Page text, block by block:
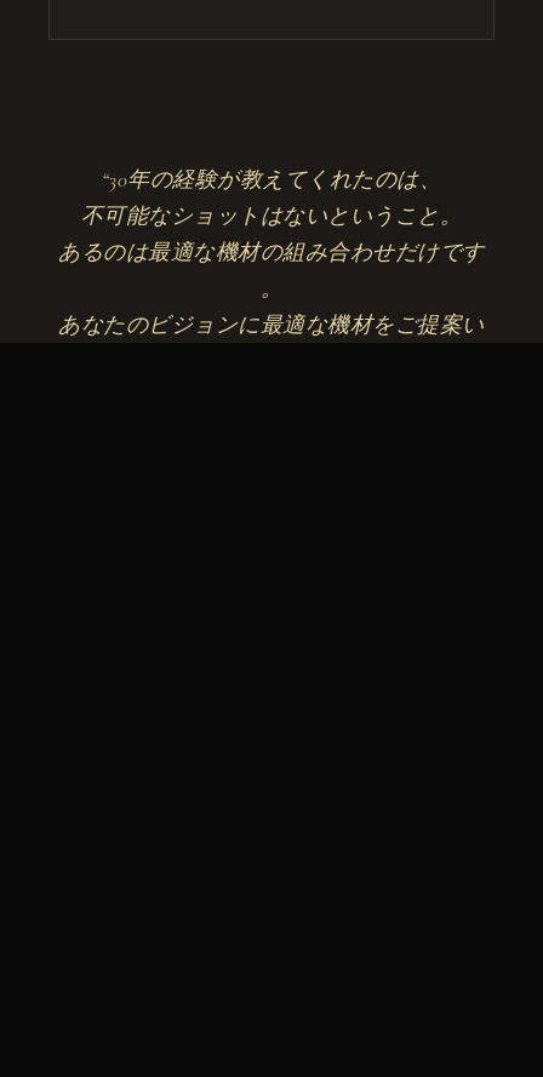
30年の経験が教えてくれたのは、
不可能なショットはないということ。
あるのは最適な機材の組み合わせだけです
。
あなたのビジョンに最適な機材をご提案い